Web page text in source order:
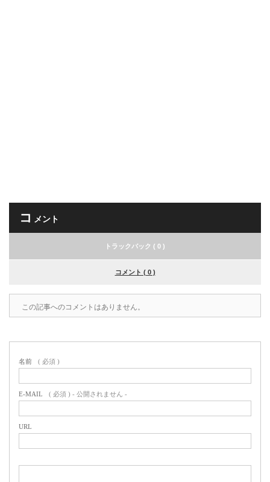
コ メント
トラックバック ( 0 )
コメント ( 0 )
この記事へのコメントはありません。
名前 ( 必須 )
E-MAIL ( 必須 ) - 公開されません -
URL